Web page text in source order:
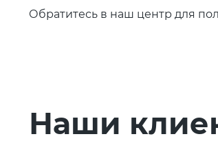
Обратитесь в наш центр для
Наши